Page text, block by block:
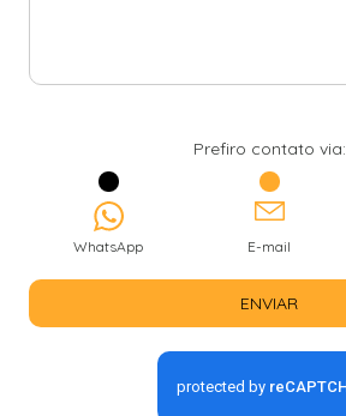
Prefiro contato via:
WhatsApp E-mail
ENVIAR